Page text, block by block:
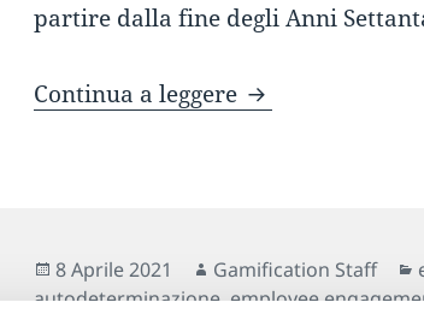
partire dalla fine degli Anni
Continua a leggere Gamification e
Scritto
il
8 Aprile 2021 Autore
Gamification Staff
autodeterminazione,employee